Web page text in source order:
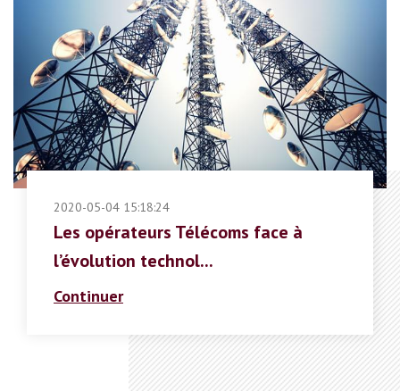
2020-05-04 15:18:24
Les opérateurs Télécoms face à
l’évolution technol...
Continuer